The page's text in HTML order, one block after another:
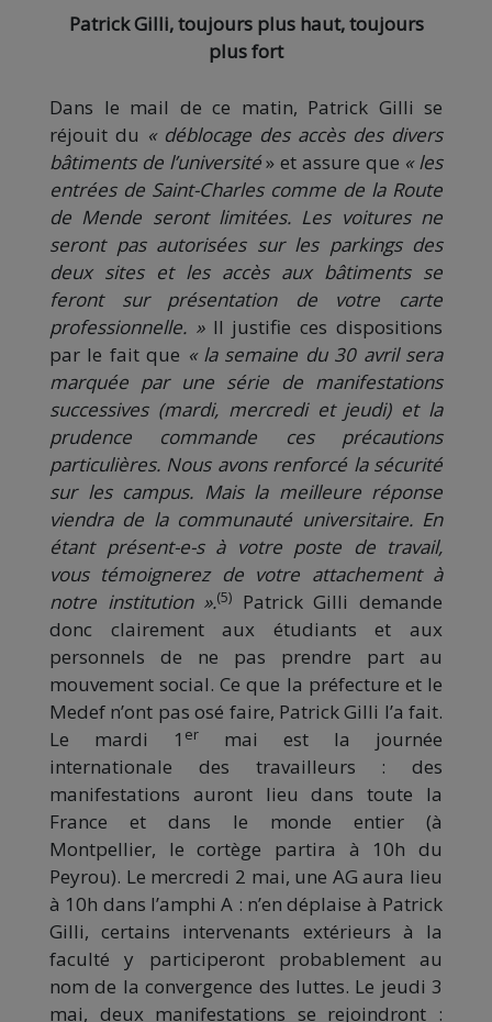
Patrick Gilli, toujours plus haut, toujours
plus fort
Dans le mail de ce matin, Patrick Gilli se
réjouit du « déblocage des accès des divers
bâtiments de l’université» et assure que « les
entrées de Saint-Charles comme de la Route
de Mende seront limitées. Les voitures ne
seront pas autorisées sur les parkings des
deux sites et les accès aux bâtiments se
feront sur présentation de votre carte
professionnelle. » Il justifie ces dispositions
par le fait que « la semaine du 30 avril sera
marquée par une série de manifestations
successives (mardi, mercredi et jeudi) et la
prudence commande ces précautions
particulières. Nous avons renforcé la sécurité
sur les campus. Mais la meilleure réponse
viendra de la communauté universitaire. En
étant présent-e-s à votre poste de travail,
vous témoignerez de votre attachement à
notre institution ».(5)
Patrick Gilli demande
donc clairement aux étudiants et aux
personnels de ne pas prendre part au
mouvement social. Ce que la préfecture et le
Medef n’ont pas osé faire, Patrick Gilli l’a fait.
Le mardi 1 er
mai est la journée
internationale des travailleurs : des
manifestations auront lieu dans toute la
France et dans le monde entier (à
Montpellier, le cortège partira à 10h du
Peyrou). Le mercredi 2 mai, une AG aura lieu
à 10h dans l’amphi A : n’en déplaise à Patrick
Gilli, certains intervenants extérieurs à la
faculté y participeront probablement au
nom de la convergence des luttes. Le jeudi 3
mai, deux manifestations se rejoindront :